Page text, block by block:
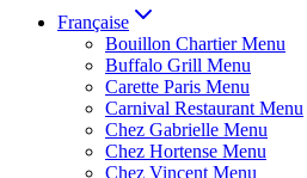
Française
Bouillon Chartier Menu
Buffalo Grill Menu
Carette Paris Menu
Carnival Restaurant Menu
Chez Gabrielle Menu
Chez Hortense Menu
Chez Vincent Menu